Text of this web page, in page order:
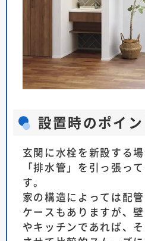
設置時のポイ
玄関に水栓を新設する
「排水管」を引っ張っ
す。
家の構造によっては配
ケースもありますが、
やキッチンであれば、